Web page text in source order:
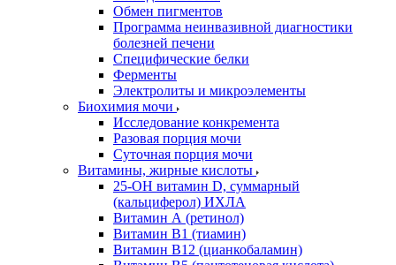
Обмен пигментов
Программа неинвазивной диагностики
болезней печени
Специфические белки
Ферменты
Электролиты и микроэлементы
Биохимия мочи
Исследование конкремента
Разовая порция мочи
Суточная порция мочи
Витамины, жирные кислоты
25-OH витамин D, суммарный
(кальциферол) ИХЛА
Витамин А (ретинол)
Витамин В1 (тиамин)
Витамин В12 (цианкобаламин)